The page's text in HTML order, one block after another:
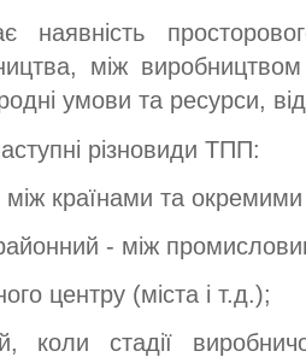
наявність
між
умови та ресурси,
різновиди ТПП:
між країнами та
- між
центру (міста і т.д.);
коли стадії